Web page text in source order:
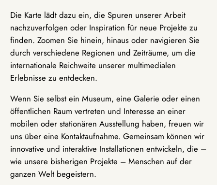
Die Karte lädt dazu ein, die Spuren unserer Arbeit
nachzuverfolgen oder Inspiration für neue Projekte zu
finden. Zoomen Sie hinein, hinaus oder navigieren Sie
durch verschiedene Regionen und Zeiträume, um die
internationale Reichweite unserer multimedialen
Erlebnisse zu entdecken.
Wenn Sie selbst ein Museum, eine Galerie oder einen
öffentlichen Raum vertreten und Interesse an einer
mobilen oder stationären Ausstellung haben, freuen wir
uns über eine Kontaktaufnahme. Gemeinsam können wir
innovative und interaktive Installationen entwickeln, die –
wie unsere bisherigen Projekte – Menschen auf der
ganzen Welt begeistern.